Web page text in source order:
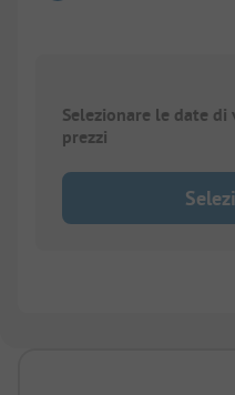
Selezionare le date
prezzi